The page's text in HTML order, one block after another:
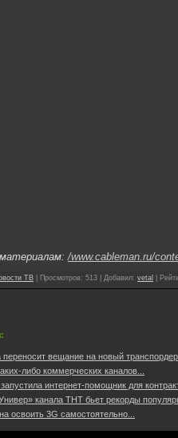
/www.cableman.ru/
ТВ Просмотров: 513 Добавил: vetal
переносит вещание на новый транспордер
либо коммерческих каналов...
интернет-помощник для
канала ТНТ бьет рекорды
освоить 3G самостоятельно...